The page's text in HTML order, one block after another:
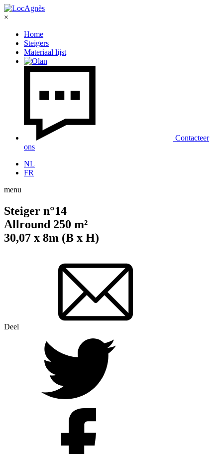
×
Home
Steigers
Materiaal lijst
Contacteer
ons
NL
FR
menu
Steiger n°14
Allround 250 m²
30,07 x 8m (B x H)
Deel